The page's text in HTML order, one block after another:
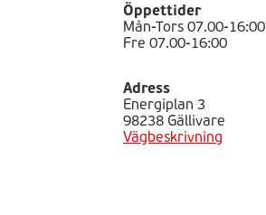
Öppettider
Mån-Tors 07.00-16:00
Fre 07.00-16:00
Adress
Energiplan 3
98238 Gällivare
Vägbeskrivning